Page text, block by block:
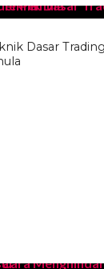
Dasar